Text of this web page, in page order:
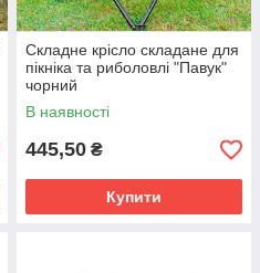
Складне крісло складане для
пікніка та риболовлі "Павук"
чорний
В наявності
445,50 ₴
Купити